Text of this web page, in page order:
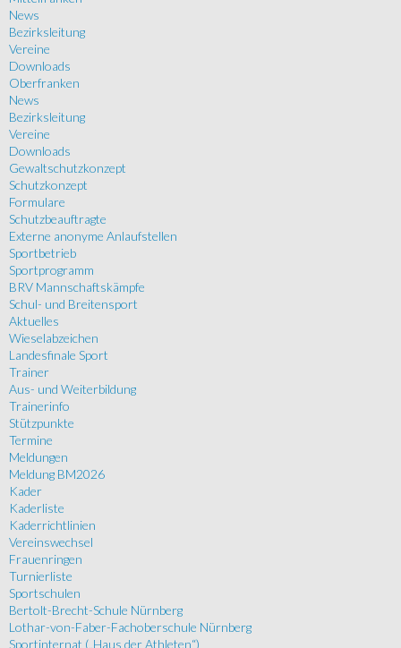
News
Bezirksleitung
Vereine
Downloads
Oberfranken
News
Bezirksleitung
Vereine
Downloads
Gewaltschutzkonzept
Schutzkonzept
Formulare
Schutzbeauftragte
Externe anonyme Anlaufstellen
Sportbetrieb
Sportprogramm
BRV Mannschaftskämpfe
Schul- und Breitensport
Aktuelles
Wieselabzeichen
Landesfinale Sport
Trainer
Aus- und Weiterbildung
Trainerinfo
Stützpunkte
Termine
Meldungen
Meldung BM2026
Kader
Kaderliste
Kaderrichtlinien
Vereinswechsel
Frauenringen
Turnierliste
Sportschulen
Bertolt-Brecht-Schule Nürnberg
Lothar-von-Faber-Fachoberschule Nürnberg
Sportinternat („Haus der Athleten“)